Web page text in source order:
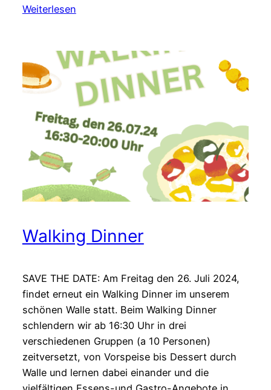
Weiterlesen:
Steffensweg
Walking Dinner
SAVE THE DATE: Am Freitag den 26. Juli 2024,
findet erneut ein Walking Dinner im unserem
schönen Walle statt. Beim Walking Dinner
schlendern wir ab 16:30 Uhr in drei
verschiedenen Gruppen (a 10 Personen)
zeitversetzt, von Vorspeise bis Dessert durch
Walle und lernen dabei einander und die